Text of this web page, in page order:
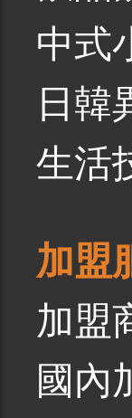
中式
日韓
生活
加盟
加盟
國內